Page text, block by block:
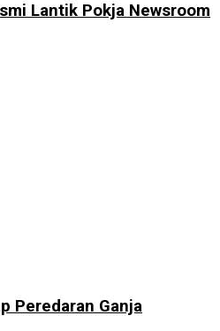
Lantik Pokja Newsroom
Peredaran Ganja